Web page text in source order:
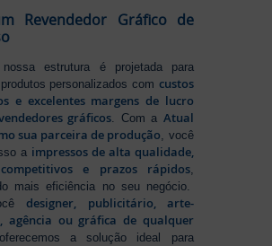
Revendedor Gráfico de
estrutura é projetada para
personalizados com custos
e excelentes margens de lucro
gráficos . Com a Atual
sua parceira de produção , você
a impressos de alta qualidade,
e prazos rápidos,
mais eficiência no seu negócio.
designer, publicitário, arte-
agência ou gráfica de qualquer
a solução ideal para